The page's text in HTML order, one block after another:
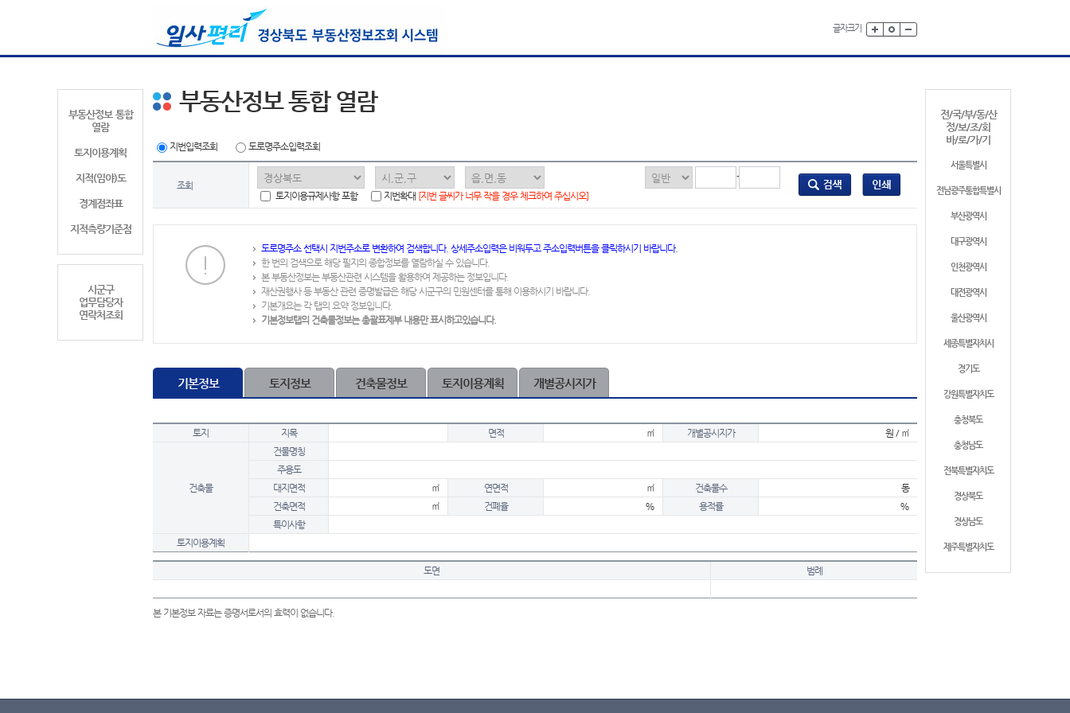
글자크기
부동산정보 통합
열람
토지이용계획
지적(임야)도
경계점좌표
지적측량기준점
시군구
업무담당자
연락처조회
전/국/부/동/산
정/보/조/회
바/로/가/기
서울특별시
전남광주통합특별시
부산광역시
대구광역시
인천광역시
대전광역시
울산광역시
세종특별자치시
경기도
강원특별자치도
충청북도
충청남도
전북특별자치도
경상북도
경상남도
제주특별자치도
부동산정보 통합 열람
지번입력조회 도로명주소입력조회
조회
-
토지이용규제사항 포함
지번확대 [지번 글씨가 너무 작을 경우 체크하여 주십시오]
도로명주소 선택시 지번주소로 변환하여 검색합니다. 상세주소입력은 비워두고 주소입력버튼을 클릭하시기 바랍니다.
한 번의 검색으로 해당 필지의 종합정보를 열람하실 수 있습니다.
본 부동산정보는 부동산관련 시스템을 활용하여 제공하는 정보입니다.
재산권행사 등 부동산 관련 증명발급은 해당 시군구의 민원센터를 통해 이용하시기 바랍니다.
기본개요는 각 탭의 요약 정보입니다.
기본정보탭의 건축물정보는 총괄표제부 내용만 표시하고있습니다.
기본정보 토지정보 건축물정보 토지이용계획 개별공시지가
토지 지목 면적 ㎡ 개별공시지가 원 / ㎡
건축물
건물명칭
주용도
대지면적
㎡ 연면적 ㎡ 건축물수
동
건축면적
㎡ 건폐율 % 용적률
%
특이사항
토지이용계획
도면 범례
본 기본정보 자료는 증명서로서의 효력이 없습니다.